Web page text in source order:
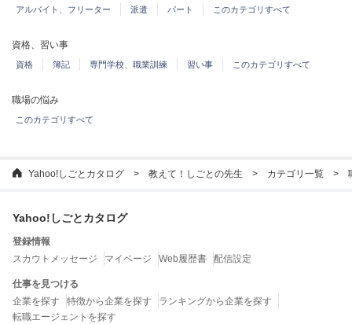
アルバイト、フリーター 派遣 パート このカテゴリすべて
資格、習い事
資格 簿記 専門学校、職業訓練 習い事 このカテゴリすべて
職場の悩み
このカテゴリすべて
Yahoo!しごとカタログ 教えて！しごとの先生 カテゴリ一覧
Yahoo!しごとカタログ
登録情報
スカウトメッセージ
マイページ Web履歴書 配信設定
仕事を見つける
企業を探す
特徴から企業を探す
ランキングから企業を探す
転職エージェントを探す